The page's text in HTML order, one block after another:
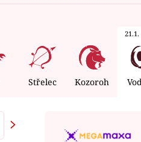
Střelec Kozoroh
21.1.